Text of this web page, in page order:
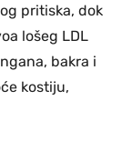
pritiska, dok
lošeg LDL
bakra i
kostiju,